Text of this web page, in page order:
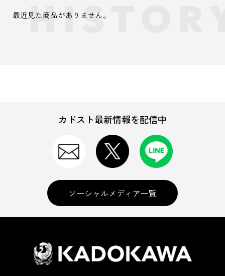
最近見た商品がありません。
カドスト最新情報を配信中
ソーシャルメディア一覧